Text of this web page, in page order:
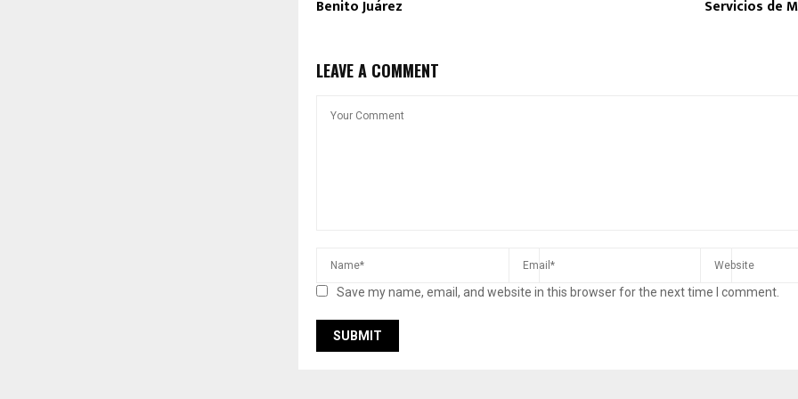
Benito Juárez Servicios de
LEAVE A COMMENT
Save my name, email, and website in this browser for the next time I comment.